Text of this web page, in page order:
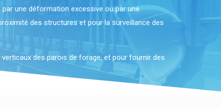
une déformation excessive ou par une
des structures et pour la surveillance des
des parois de forage, et pour fournir des